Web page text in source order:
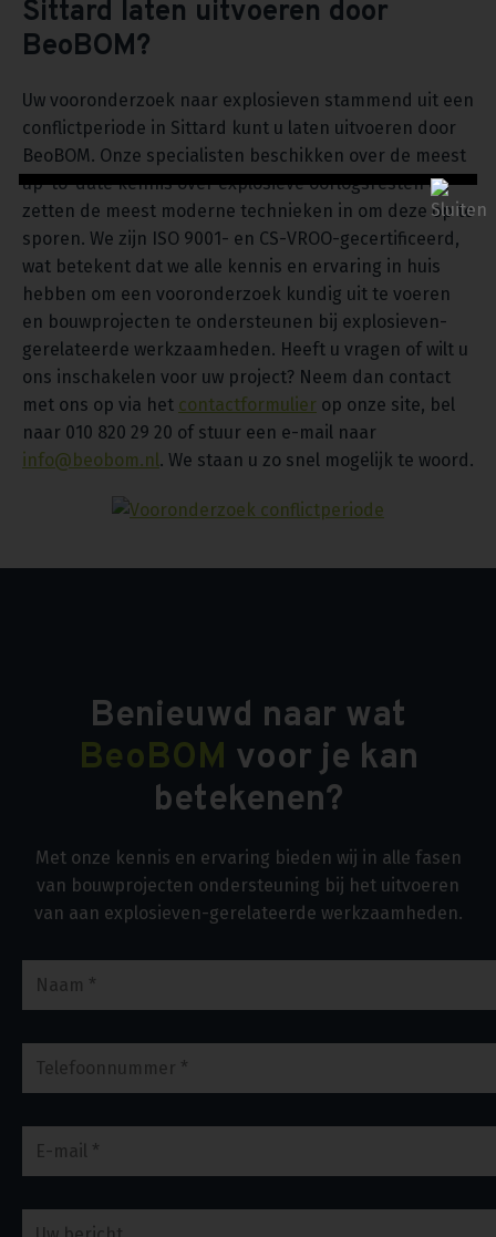
Sittard laten uitvoeren door
BeoBOM?
Uw vooronderzoek naar explosieven stammend uit een
conflictperiode in Sittard kunt u laten uitvoeren door
BeoBOM. Onze specialisten beschikken over de meest
up-to-date kennis over explosieve oorlogsresten en
zetten de meest moderne technieken in om deze op te
sporen. We zijn ISO 9001- en CS-VROO-gecertificeerd,
wat betekent dat we alle kennis en ervaring in huis
hebben om een vooronderzoek kundig uit te voeren
en bouwprojecten te ondersteunen bij explosieven-
gerelateerde werkzaamheden. Heeft u vragen of wilt u
ons inschakelen voor uw project? Neem dan contact
met ons op via het contactformulier op onze site, bel
naar 010 820 29 20 of stuur een e-mail naar
info@beobom.nl. We staan u zo snel mogelijk te woord.
Benieuwd naar wat
BeoBOM voor je kan
betekenen?
Met onze kennis en ervaring bieden wij in alle fasen
van bouwprojecten ondersteuning bij het uitvoeren
van aan explosieven-gerelateerde werkzaamheden.